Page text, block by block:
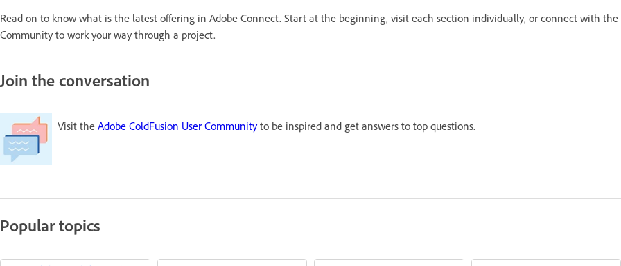
Read on to know what is the latest offering in Adobe Connect. Start at the beginning, visit each section individually, or connect with the
Community to work your way through a project.
Join the conversation
Visit the Adobe ColdFusion User Communityto be inspired and get answers to top questions.
Popular topics